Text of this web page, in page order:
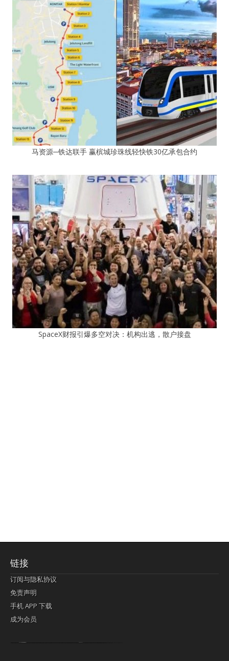
马资源─铁达联手 赢槟城珍珠线轻快铁30亿承包合约
SpaceX财报引爆多空对决：机构出逃，散户接盘
链接
订阅与隐私协议
免责声明
手机 APP 下载
成为会员